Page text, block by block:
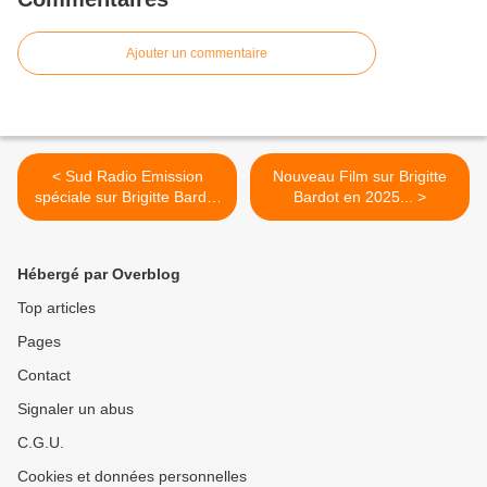
Ajouter un commentaire
< Sud Radio Emission
spéciale sur Brigitte Bardot
à l'occasion de son 90ème
Nouveau Film sur Brigitte
Bardot en 2025... >
Hébergé par Overblog
Top articles
Pages
Contact
Signaler un abus
C.G.U.
Cookies et données personnelles